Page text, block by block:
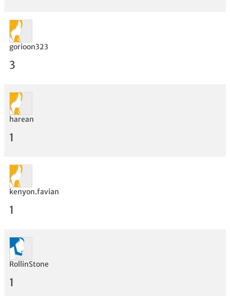
gorioon323
3
harean
1
kenyon.favian
1
RollinStone
1